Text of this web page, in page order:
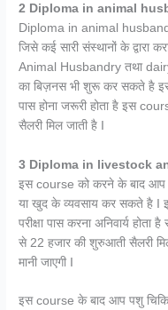
2 Diploma in animal
Diploma in animal
जिसे कई सारी संस्थानों के द्वारा
Animal Husbandry तथा
का बिज़नस भी शुरू कर सकते है
पास होना जरूरी होता है इस
सैलरी मिल जाती है I
3 Diploma in livestock
इस course को करने के बाद आप
या खुद के व्यवसाय कर सकते है I
परीक्षा पास करना अनिवार्य
से 22 हजार की शुरुआती सैलरी
मानी जाएगी I
इस course के बाद आप पशु